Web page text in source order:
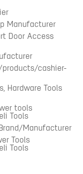
Manufacturer
Door Access
cashier-
Hardware Tools
tools
Tools
Manufacturer
Tools
Tools